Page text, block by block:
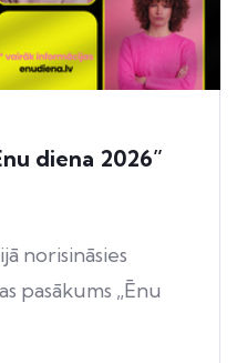
diena 2026”
norisināsies
pasākums „Ēnu